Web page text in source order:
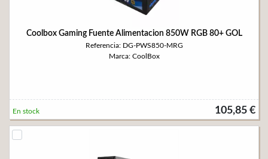
Coolbox Gaming Fuente Alimentacion 850W RGB 80+ GOL
Referencia: DG-PWS850-MRG
Marca: CoolBox
105,85 €
En stock